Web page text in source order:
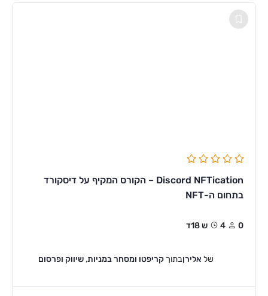
Discord NFTication – הקורס המקיף על דיסקורד
בתחום ה-NFT
0 4ש 18ד
של אלירןבתוך קריפטו ומסחר במניות,שיווק ופרסום